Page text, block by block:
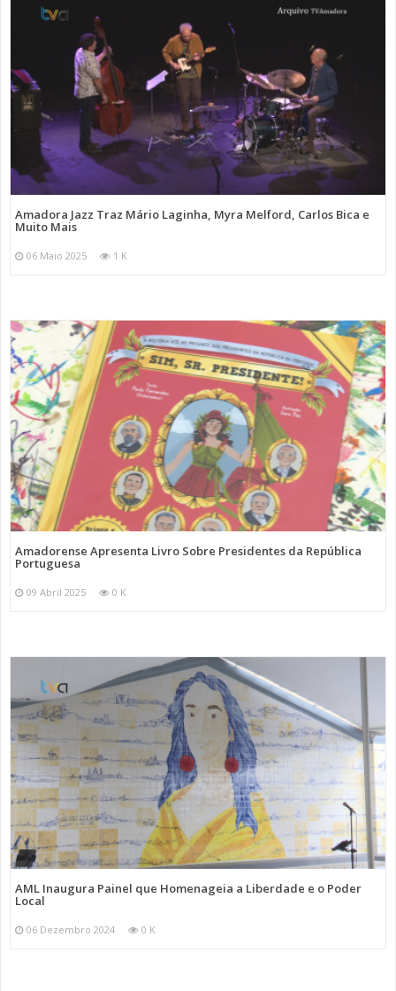
Amadora Jazz Traz Mário Laginha, Myra Melford, Carlos Bica e
Muito Mais
06 Maio 2025 1 K
Amadorense Apresenta Livro Sobre Presidentes da República
Portuguesa
09 Abril 2025 0 K
AML Inaugura Painel que Homenageia a Liberdade e o Poder
Local
06 Dezembro 2024 0 K